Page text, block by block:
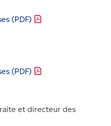
(PDF)
(PDF)
et directeur des